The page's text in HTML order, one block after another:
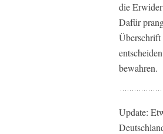
die
Dafür
Überschrift
bewahren.
Update: